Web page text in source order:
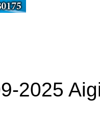
2025